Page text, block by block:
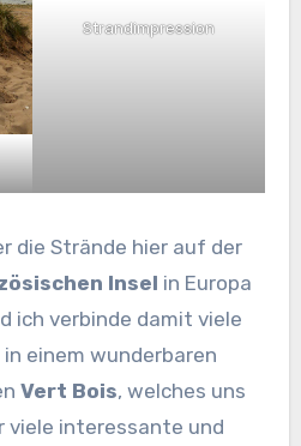
Strandimpression
die Strände hier auf der
Insel in Europa
ich verbinde damit viele
einem wunderbaren
Vert Bois, welches uns
viele interessante und